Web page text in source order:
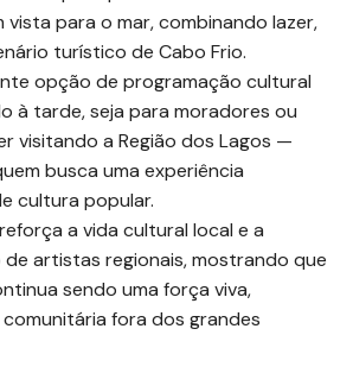
vista para o mar, combinando lazer,
turístico de Cabo Frio.
opção de programação cultural
à tarde, seja para moradores ou
visitando a Região dos Lagos —
busca uma experiência
cultura popular.
a vida cultural local e a
de artistas regionais, mostrando que
sendo uma força viva,
fora dos grandes